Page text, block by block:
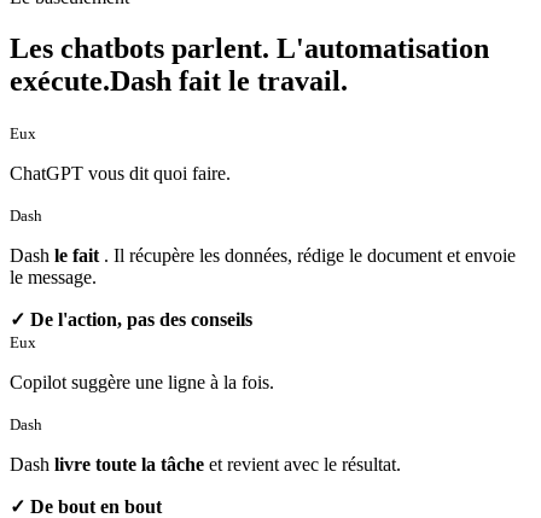
Les chatbots parlent. L'automatisation
exécute.Dash fait le travail.
Eux
ChatGPT vous dit quoi faire.
Dash
Dash le fait . Il récupère les données, rédige le document et envoie
le message.
✓ De l'action, pas des conseils
Eux
Copilot suggère une ligne à la fois.
Dash
Dash livre toute la tâche et revient avec le résultat.
✓ De bout en bout